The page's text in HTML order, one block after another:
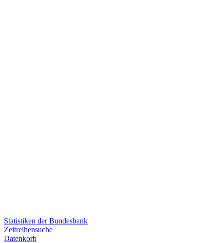
Statistiken der Bundesbank
Zeitreihensuche
Datenkorb